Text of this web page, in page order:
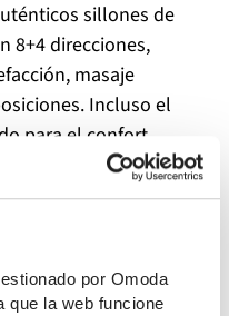
por Omoda
que la web funcione
sillones de
8+4 direcciones,
masaje
Incluso el
para el confort,
que retrae el
la puerta para
con audio